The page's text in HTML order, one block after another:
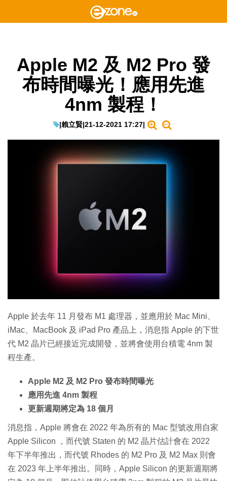
Apple M2 及 M2 Pro 發
布時間曝光！應用先進
4nm 製程！
|賴立賢|21-12-2021 17:27|
Apple 於去年 11 月發布 M1 處理器，並應用於 Mac Mini、
iMac、MacBook 及 iPad Pro 產品上，消息指 Apple 的下世
代 M2 晶片已經接近完成開發，並將會使用台積電 4nm 製
程生產。
Apple M2 及 M2 Pro 發布時間曝光
應用先進 4nm 製程
更新週期將定為 18 個月
消息指，Apple 將會在 2022 年為所有的 Mac 型號改用自家
Apple Silicon ，而代號 Staten 的 M2 晶片估計會在 2022
年下半年推出，而代號 Rhodes 的 M2 Pro 及 M2 Max 則會
在 2023 年上半年推出。同時，Apple Silicon 的更新週期將